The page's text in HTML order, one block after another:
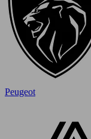
Peugeot